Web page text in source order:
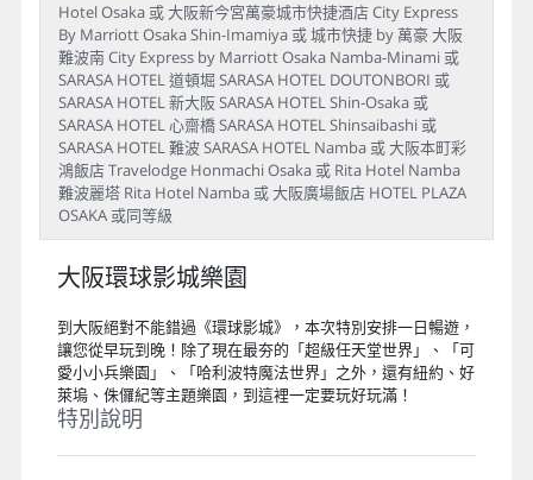
Hotel Osaka 或 大阪新今宮萬豪城市快捷酒店 City Express
By Marriott Osaka Shin-Imamiya 或 城市快捷 by 萬豪 大阪
難波南 City Express by Marriott Osaka Namba-Minami 或
SARASA HOTEL 道頓堀 SARASA HOTEL DOUTONBORI 或
SARASA HOTEL 新大阪 SARASA HOTEL Shin-Osaka 或
SARASA HOTEL 心齋橋 SARASA HOTEL Shinsaibashi 或
SARASA HOTEL 難波 SARASA HOTEL Namba 或 大阪本町彩
鴻飯店 Travelodge Honmachi Osaka 或 Rita Hotel Namba
難波麗塔 Rita Hotel Namba 或 大阪廣場飯店 HOTEL PLAZA
OSAKA 或同等級
大阪環球影城樂園
到大阪絕對不能錯過《環球影城》，本次特別安排一日暢遊，
讓您從早玩到晚！除了現在最夯的「超級任天堂世界」、「可
愛小小兵樂園」、「哈利波特魔法世界」之外，還有紐約、好
萊塢、侏儸紀等主題樂園，到這裡一定要玩好玩滿！
特別說明